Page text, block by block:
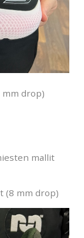
mm drop)
mallit
(8 mm drop)